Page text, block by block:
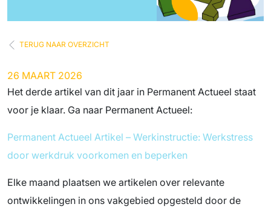
TERUG NAAR OVERZICHT
26 MAART 2026
Het derde artikel van dit jaar in Permanent Actueel staat
voor je klaar. Ga naar Permanent Actueel:
Permanent Actueel Artikel – Werkinstructie: Werkstress
door werkdruk voorkomen en beperken
Elke maand plaatsen we artikelen over relevante
ontwikkelingen in ons vakgebied opgesteld door de